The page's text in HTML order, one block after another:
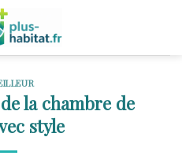
la chambre de
style